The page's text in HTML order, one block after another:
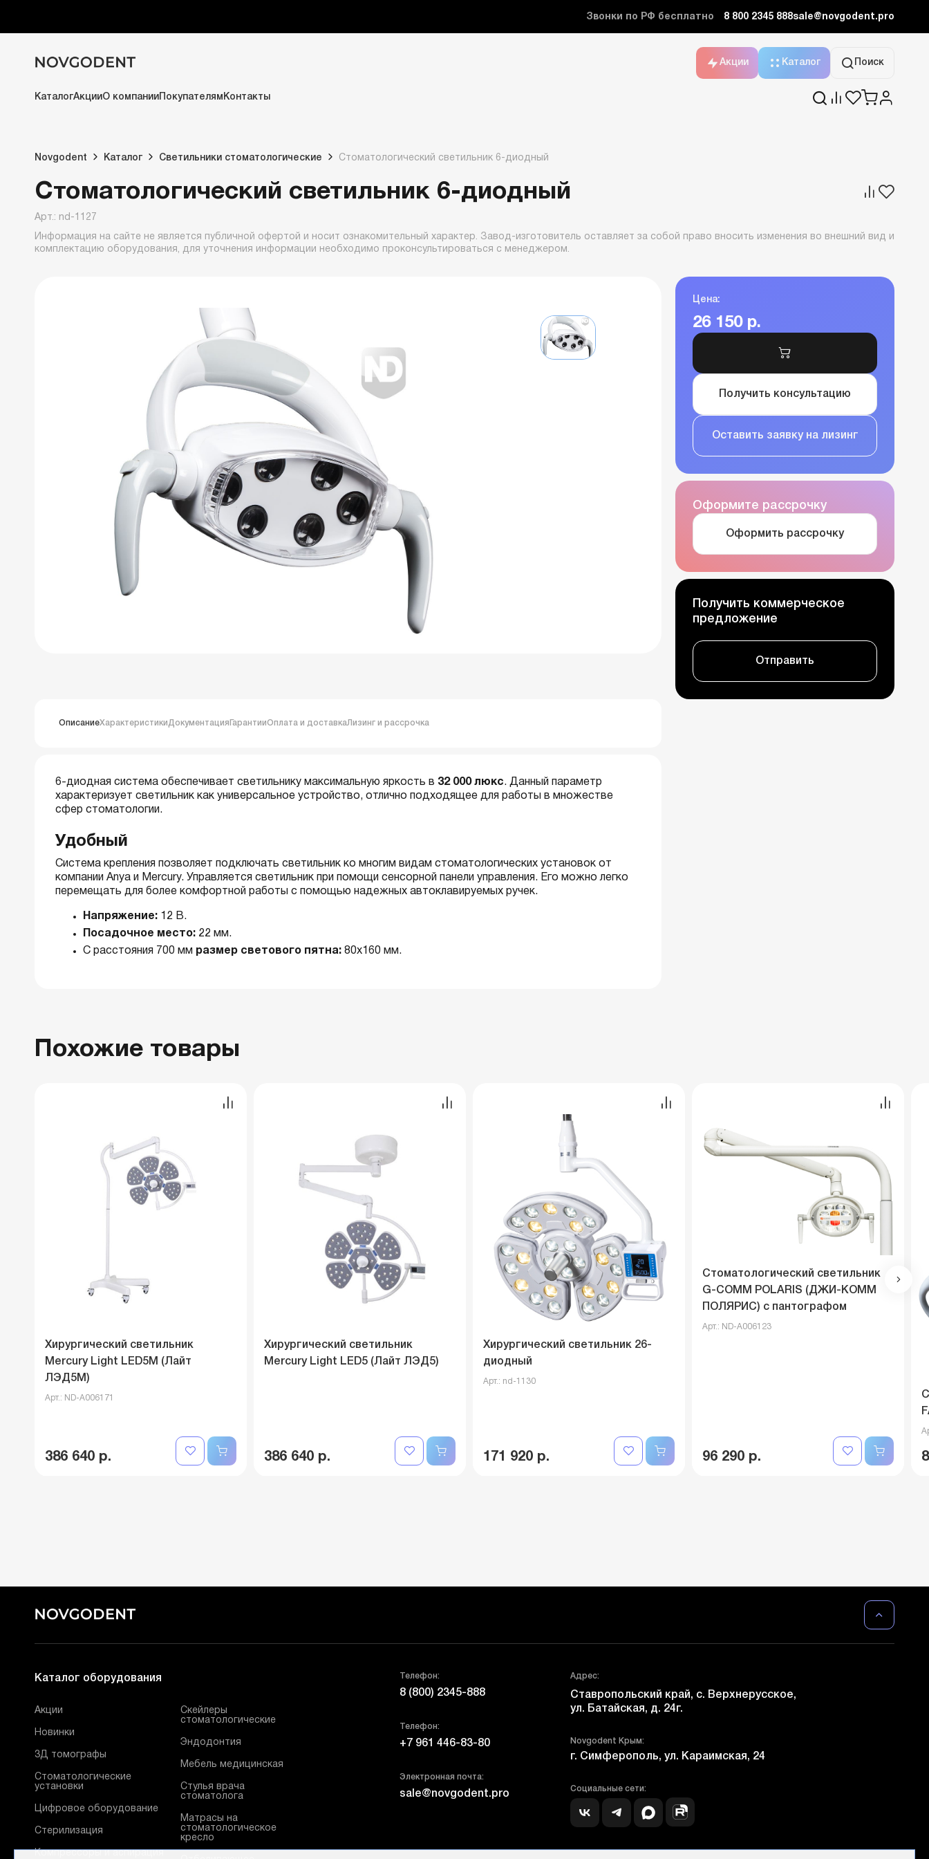
Звонки по РФ бесплатно 8 800 2345 888sale@novgodent.pro
Акции Каталог Поиск
КаталогАкцииО компании Покупателям Контакты
Novgodent Каталог Светильники стоматологические Стоматологический светильник 6-диодный
Стоматологический светильник 6-диодный
Арт.: nd-1127
Информация на сайте не является публичной офертой и носит ознакомительный характер. Завод-изготовитель оставляет за собой право вносить изменения во внешний вид и
комплектацию оборудования, для уточнения информации необходимо проконсультироваться с менеджером.
Цена:
26 150 р.
Получить консультацию
Оставить заявку на лизинг
Оформите рассрочку
Оформить рассрочку
Получить коммерческое
предложение
Отправить
ОписаниеХарактеристикиДокументация ГарантииОплата и доставкаЛизинг и рассрочка
6-диодная система обеспечивает светильнику максимальную яркость в 32 000 люкс. Данный параметр
характеризует светильник как универсальное устройство, отлично подходящее для работы в множестве
сфер стоматологии.
Удобный
Система крепления позволяет подключать светильник ко многим видам стоматологических установок от
компании Anya и Mercury. Управляется светильник при помощи сенсорной панели управления. Его можно легко
перемещать для более комфортной работы с помощью надежных автоклавируемых ручек.
Напряжение: 12 В.
Посадочное место: 22 мм.
С расстояния 700 мм размер светового пятна: 80х160 мм.
Похожие товары
Хирургический светильник
Mercury Light LED5M (Лайт
ЛЭД5M)
Арт.: ND-A006171
386 640 р.
Хирургический светильник
Mercury Light LED5 (Лайт ЛЭД5)
386 640 р.
Хирургический светильник 26-
диодный
Арт.: nd-1130
171 920 р.
Стоматологический светильник
G-COMM POLARIS (ДЖИ-КОММ
ПОЛЯРИС) с пантографом
Арт.: ND-A006123
96 290 р.
Телефон:
8 (800) 2345-888
Телефон:
+7 961 446-83-80
Электронная почта:
sale@novgodent.pro
Адрес:
Ставропольский край, с. Верхнерусское,
ул. Батайская, д. 24г.
Novgodent Крым:
г. Симферополь, ул. Караимская, 24
Социальные сети:
Каталог оборудования
Акции
Новинки
3Д томографы
Стоматологические
установки
Цифровое оборудование
Стерилизация
Скейлеры
стоматологические
Эндодонтия
Мебель медицинская
Стулья врача
стоматолога
Матрасы на
стоматологическое
кресло